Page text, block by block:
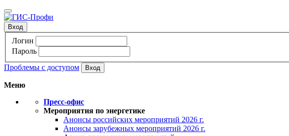
Вход
Логин
Пароль
Проблемы с доступом
Меню
Пресс-офис
Мероприятия по энергетике
Анонсы российских мероприятий 2026 г.
Анонсы зарубежных мероприятий 2026 г.